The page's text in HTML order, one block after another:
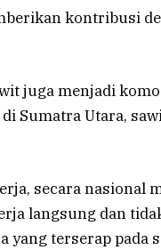
kontribusi
juga menjadi
Sumatra Utara,
secara nasional
langsung dan
yang terserap pada